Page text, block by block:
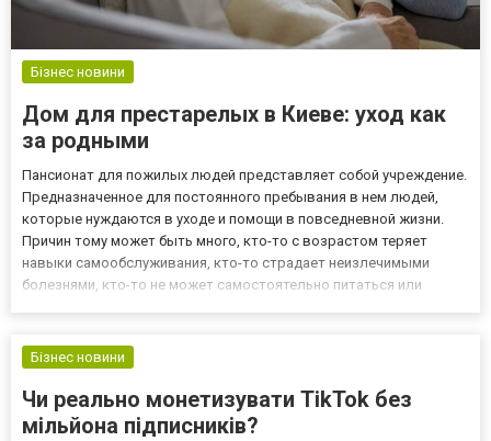
Бізнес новини
Дом для престарелых в Киеве: уход как
за родными
Пансионат для пожилых людей представляет собой учреждение.
Предназначенное для постоянного пребывания в нем людей,
которые нуждаются в уходе и помощи в повседневной жизни.
Причин тому может быть много, кто-то с возрастом теряет
навыки самообслуживания, кто-то страдает неизлечимыми
болезнями, кто-то не может самостоятельно питаться или
заведение,...
Бізнес новини
Чи реально монетизувати TikTok без
мільйона підписників?